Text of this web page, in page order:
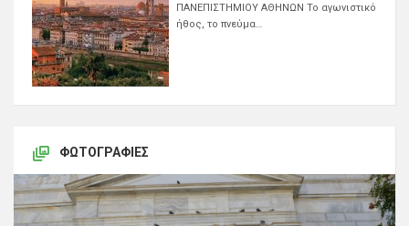
ΠΑΝΕΠΙΣΤΗΜΙΟΥ ΑΘΗΝΩΝ Το αγωνιστικό
ήθος, το πνεύμα…
ΦΩΤΟΓΡΑΦΊΕΣ